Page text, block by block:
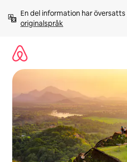
innehåll
En del information har
originalspråk